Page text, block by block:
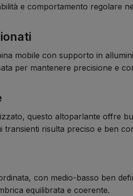
e comportamento regolare
mobile con supporto in
per mantenere precisione e
questo altoparlante offre
transienti risulta preciso e ben
con medio-basso ben
equilibrata e coerente.